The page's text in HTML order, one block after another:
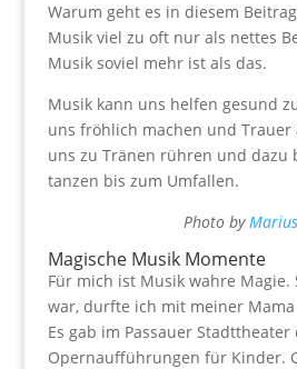
Warum geht es in diesem
Musik viel zu oft nur als nettes
Musik soviel mehr ist als das.
Musik kann uns helfen gesund
uns fröhlich machen und Trauer
uns zu Tränen rühren und dazu
tanzen bis zum Umfallen.
Photo by
Magische Musik Momente
Für mich ist Musik wahre Magie.
war, durfte ich mit meiner
Es gab im Passauer Stadttheater
Opernaufführungen für Kinder.